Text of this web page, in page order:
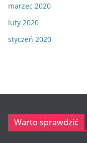
marzec 2020
luty 2020
styczeń 2020
Warto sprawdzić